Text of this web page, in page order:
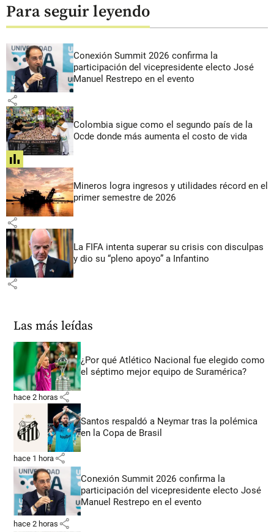
Para seguir leyendo
Conexión Summit 2026 confirma la
participación del vicepresidente electo José
Manuel Restrepo en el evento
share
Colombia sigue como el segundo país de la
Ocde donde más aumenta el costo de vida
share
Mineros logra ingresos y utilidades récord en el
primer semestre de 2026
share
La FIFA intenta superar su crisis con disculpas
y dio su “pleno apoyo” a Infantino
share
Las más leídas
¿Por qué Atlético Nacional fue elegido como
el séptimo mejor equipo de Suramérica?
hace 2 horas share
Santos respaldó a Neymar tras la polémica
en la Copa de Brasil
hace 1 hora share
Conexión Summit 2026 confirma la
participación del vicepresidente electo José
Manuel Restrepo en el evento
hace 2 horas share